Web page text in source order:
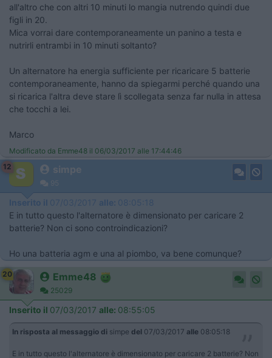
all'altro che con altri 10 minuti lo mangia nutrendo quindi due
figli in 20.
Mica vorrai dare contemporaneamente un panino a testa e
nutrirli entrambi in 10 minuti soltanto?
Un alternatore ha energia sufficiente per ricaricare 5 batterie
contemporaneamente, hanno da spiegarmi perché quando una
si ricarica l'altra deve stare lì scollegata senza far nulla in attesa
che tocchi a lei.
Marco
Modificato da Emme48 il 06/03/2017 alle 17:44:46
12
simpe
95
Inserito il 07/03/2017 alle: 08:05:18
E in tutto questo l'alternatore è dimensionato per caricare 2
batterie? Non ci sono controindicazioni?
Ho una batteria agm e una al piombo, va bene comunque?
20 Emme48
25029
Inserito il 07/03/2017 alle: 08:55:05
In risposta al messaggio di simpe del 07/03/2017 alle 08:05:18
E in tutto questo l'alternatore è dimensionato per caricare 2 batterie? Non